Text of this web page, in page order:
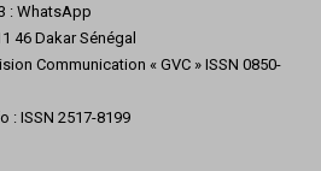
46 Dakar Sénégal
Communication « GVC » ISSN 0850-
: ISSN 2517-8199